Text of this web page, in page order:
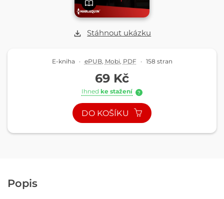
Stáhnout ukázku
E-kniha · ePUB, Mobi PDF · 158 stran
69 Kč
Ihned ke stažení ?
DO KOŠÍKU
Popis